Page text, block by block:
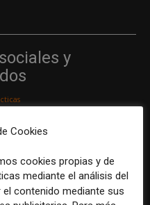
y
Tiempo completo
Cookies
cookies propias y de
mediante el análisis del
contenido mediante sus